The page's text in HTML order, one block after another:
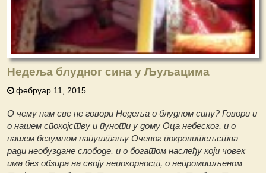
Недеља блудног сина у Љуљацима
фебруар 11, 2015
О чему нам све не говори Недеља о блудном сину? Говори и
о нашем спокојству и пуноти у дому Оца небеског, и о
нашем безумном напуштању Очевог покровитељства
ради необуздане слободе, и о богатом наслеђу који човек
има без обзира на своју непокорност, о непромишљеном